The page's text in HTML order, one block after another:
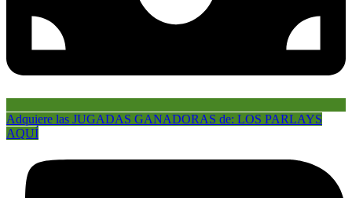
Adquiere las JUGADAS GANADORAS de: LOS PARLAYS
AQUÍ